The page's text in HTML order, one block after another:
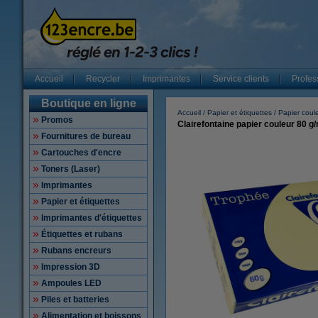
Accueil Recycler Imprimantes Service clients
Boutique en ligne
Promos
Fournitures de bureau
Cartouches d'encre
Toners (Laser)
Imprimantes
Papier et étiquettes
Imprimantes d'étiquettes
Étiquettes et rubans
Rubans encreurs
Impression 3D
Ampoules LED
Piles et batteries
Alimentation et boissons
Accueil Papier et étiquettes Papier
Clairefontaine papier couleur 80